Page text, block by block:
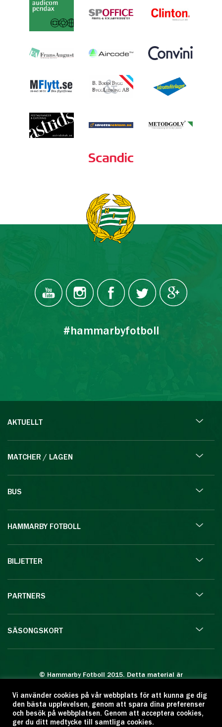
#hammarbyfotboll
AKTUELLT
MATCHER / LAGEN
BUS
HAMMARBY FOTBOLL
BILJETTER
PARTNERS
SÄSONGSKORT
© Hammarby Fotboll 2015. Detta material är
Eftertryck eller annan kopiering är förbjuden.
Citera oss gärna men ange källan:
www.hammarbyfotboll.se. Ansvarig utgivare:
Vi använder cookies på vår webbplats för att kunna ge dig
den bästa upplevelsen, genom att spara dina preferenser
och besök på webbplatsen. Genom att acceptera cookies,
ger du ditt medtycke till samtliga cookies.